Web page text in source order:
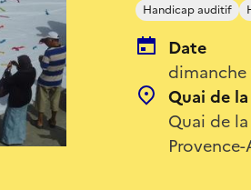
Handicap auditif
Date
dimanche
Quai de
Quai de